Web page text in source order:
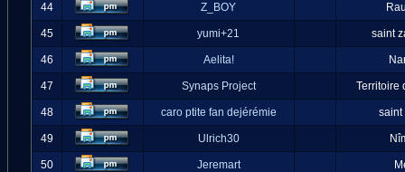
44 Z_BOY
45 yumi+21 saint
46 Aelita!
47 Synaps Project Territoire
48 caro ptite fan dejérémie saint
49 Ulrich30
50 Jeremart